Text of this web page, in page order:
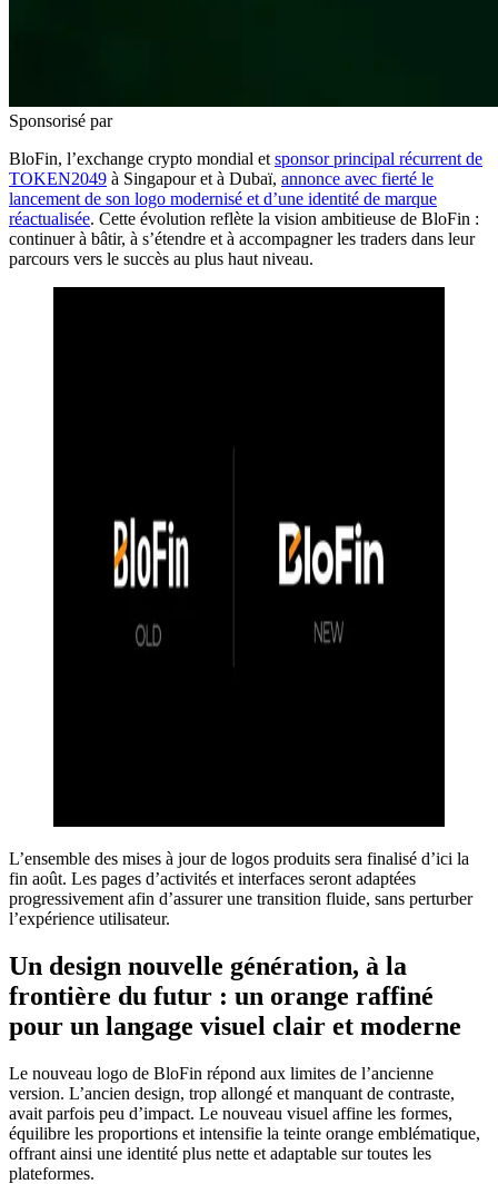
Sponsorisé par
BloFin, l’exchange crypto mondial et sponsor principal récurrent de
TOKEN2049 à Singapour et à Dubaï, annonce avec fierté le
lancement de son logo modernisé et d’une identité de marque
réactualisée. Cette évolution reflète la vision ambitieuse de BloFin :
continuer à bâtir, à s’étendre et à accompagner les traders dans leur
parcours vers le succès au plus haut niveau.
L’ensemble des mises à jour de logos produits sera finalisé d’ici la
fin août. Les pages d’activités et interfaces seront adaptées
progressivement afin d’assurer une transition fluide, sans perturber
l’expérience utilisateur.
Un design nouvelle génération, à la
frontière du futur : un orange raffiné
pour un langage visuel clair et moderne
Le nouveau logo de BloFin répond aux limites de l’ancienne
version. L’ancien design, trop allongé et manquant de contraste,
avait parfois peu d’impact. Le nouveau visuel affine les formes,
équilibre les proportions et intensifie la teinte orange emblématique,
offrant ainsi une identité plus nette et adaptable sur toutes les
plateformes.